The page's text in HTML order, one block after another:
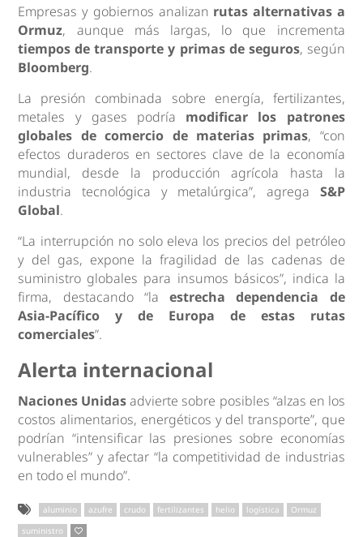
Empresas y gobiernos analizan rutas alternativas a
Ormuz, aunque más largas, lo que incrementa
tiempos de transporte y primas de seguros, según
Bloomberg.
La presión combinada sobre energía, fertilizantes,
metales y gases podría modificar los patrones
globales de comercio de materias primas, “con
efectos duraderos en sectores clave de la economía
mundial, desde la producción agrícola hasta la
industria tecnológica y metalúrgica”, agrega S&P
Global.
“La interrupción no solo eleva los precios del petróleo
y del gas, expone la fragilidad de las cadenas de
suministro globales para insumos básicos”, indica la
firma, destacando “laestrecha dependencia de
Asia‑Pacífico y de Europa de estas rutas
comerciales”.
Alerta internacional
Naciones Unidasadvierte sobre posibles “alzas en los
costos alimentarios, energéticos y del transporte”, que
podrían “intensificar las presiones sobre economías
vulnerables” y afectar “la competitividad de industrias
en todo el mundo”.
aluminio azufre crudo fertilizantes helio logística
Ormuz
suministro